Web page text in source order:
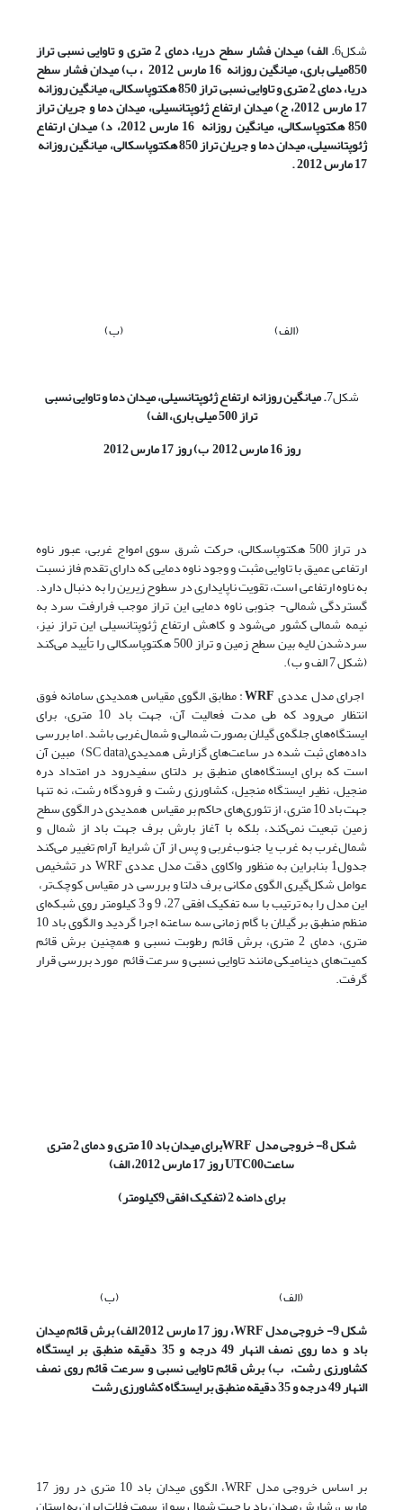
شکل6 . الف) میدان فشار سطح دریا، دمای 2 متری و تاوایی نسبی تراز
850میلی باری، میانگین روزانه 16 مارس 2012 ، ب) میدان فشار سطح
دریا، دمای 2 متری و تاوایی نسبی تراز 850 هکتوپاسکالی، میانگین روزانه
17 مارس 2012، ج) میدان ارتفاع ژئوپتانسیلی، میدان دما و جریان تراز
850 هکتوپاسکالی، میانگین روزانه 16 مارس 2012، د) میدان ارتفاع
ژئوپتانسیلی، میدان دما و جریان تراز 850 هکتوپاسکالی، میانگین روزانه
17 مارس 2012 .
(الف) (ب)
شکل7 . میانگین روزانه ارتفاع ژئوپتانسیلی، میدان دما و تاوایی نسبی
تراز 500 میلی باری، الف)
روز 16 مارس 2012 ب) روز 17 مارس 2012
در تراز 500 هکتوپاسکالی، حرکت شرق سوی امواج غربی‌، عبور ناوه
ارتفاعی عمیق با تاوایی مثبت و وجود ناوه دمایی که دارای تقدم فاز نسبت
به ناوه ارتفاعی است، تقویت ناپایداری در سطوح زیرین را به دنبال دارد.
گستردگی شمالی- جنوبی ناوه دمایی این تراز موجب فرارفت سرد به
نیمه شمالی کشور می‌شود و کاهش ارتفاع ژئوپتانسیلی این تراز نیز،
سردشدن لایه بین سطح زمین و تراز 500 هکتوپاسکالی را تأیید می‌کند
(شکل 7 الف و ب).
اجرای مدل عددیWRF: مطابق الگوی مقیاس همدیدی سامانه فوق
انتظار می‌رود که طی مدت فعالیت آن، جهت باد 10 متری، برای
ایستگاه‌های جلگه‌ی گیلان بصورت شمالی و شمال‌غربی باشد. اما بررسی
داده‌های ثبت شده در ساعت‌های گزارش همدیدی(SC data) مبین آن
است که برای ایستگاه‌های منطبق بر دلتای سفیدرود در امتداد دره
منجیل، نظیر ایستگاه منجیل، کشاورزی رشت و فرودگاه رشت، نه تنها
جهت باد 10 متری، از تئوری‌های حاکم بر مقیاس همدیدی‌ در الگوی سطح
زمین تبعیت نمی‌کند، بلکه با آغاز بارش برف جهت باد از شمال و
شمال‌غرب به غرب یا جنوب‌غربی و پس از آن شرایط آرام تغییر می‌کند
جدول1 بنابراین به منظور واکاوی دقت مدل عددی WRF در تشخیص
عوامل شکل‌گیری الگوی مکانی برف دلتا و بررسی در مقیاس کوچک‌تر‌،
این مدل را به ترتیب با سه تفکیک افقی 27، 9 و 3 کیلومتر روی شبکه‌ای
منظم منطبق بر گیلان با گام زمانی سه ساعته اجرا گردید و الگوی باد 10
متری، دمای 2 متری، برش قائم رطوبت نسبی و همچنین برش قائم
کمیت‌های دینامیکی مانند تاوایی نسبی و سرعت قائم مورد بررسی قرار
گرفت.
شکل 8- خروجی مدل برای میدان باد 10 متری و دمای 2 متری
ساعت UTC00 روز 17 مارس 2012، الف)
برای دامنه 2 (تفکیک افقی 9کیلومتر)
(الف) (ب)
شکل 9- خروجی مدل
WRF ، روز 17 مارس 2012 الف) برش قائم میدان
باد و دما روی نصف النهار 49 درجه و 35 دقیقه منطبق بر ایستگاه
کشاورزی رشت، ب) برش قائم تاوایی نسبی و سرعت قائم روی نصف
النهار 49 درجه و 35 دقیقه منطبق بر ایستگاه کشاورزی رشت
بر اساس خروجی مدل WRF‌، الگوی میدان باد 10 متری در روز 17